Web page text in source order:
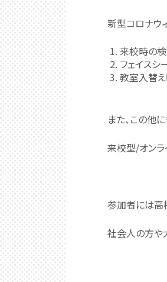
新型コロナウ
来校時の
フェイスシ
教室入替
また、この他
来校型/オンラ
参加者には高
社会人の方や